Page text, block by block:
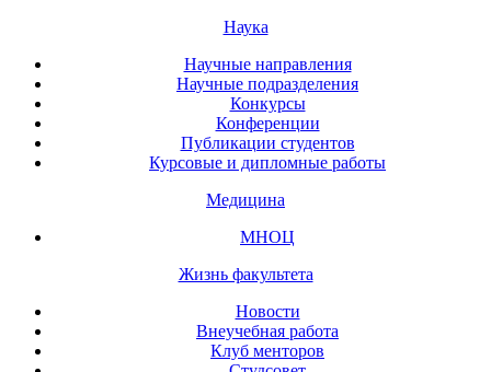
Наука
Научные направления
Научные подразделения
Конкурсы
Конференции
Публикации студентов
Курсовые и дипломные работы
Медицина
МНОЦ
Жизнь факультета
Новости
Внеучебная работа
Клуб менторов